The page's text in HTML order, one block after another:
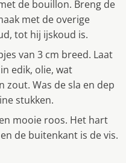
de bouillon. Breng de
met de overige
tot hij ijskoud is.
van 3 cm breed. Laat
edik, olie, wat
zout. Was de sla en dep
stukken.
mooie roos. Het hart
de buitenkant is de vis.